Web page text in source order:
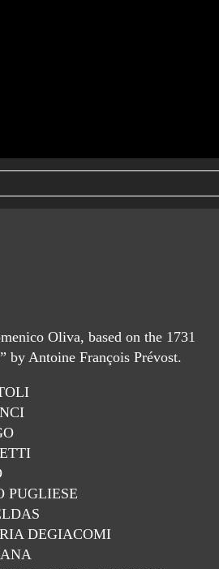
Oliva, based on the 1731
by Antoine François Prévost.
PUGLIESE
DEGIACOMI